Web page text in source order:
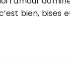
bien, bises